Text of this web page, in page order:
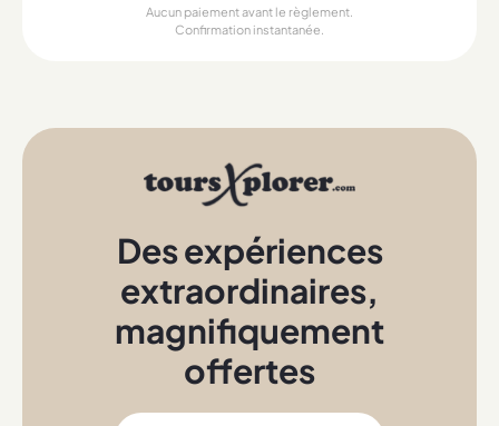
Aucun paiement avant le règlement.
Confirmation instantanée.
Des expériences
extraordinaires,
magnifiquement
offertes